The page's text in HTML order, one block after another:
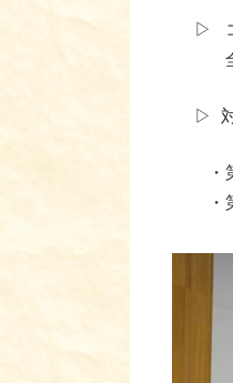
▷
全
▷
・
・